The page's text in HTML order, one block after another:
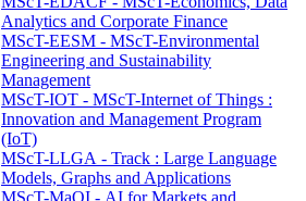
Analytics and Corporate Finance
MScT-EESM - MScT-Environmental
Engineering and Sustainability
Management
MScT-IOT - MScT-Internet of Things :
Innovation and Management Program
(IoT)
MScT-LLGA - Track : Large Language
Models, Graphs and Applications
MScT-MaQI - AI for Markets and